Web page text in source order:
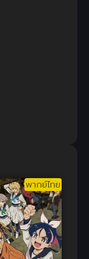
พากย์ไทย